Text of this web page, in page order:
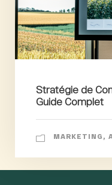
Stratégie de
Guide Complet
MARKETING ,